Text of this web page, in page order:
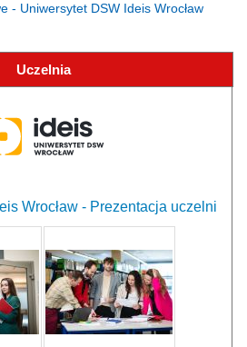
- Uniwersytet DSW Ideis Wrocław
Uczelnia
Wrocław - Prezentacja uczelni